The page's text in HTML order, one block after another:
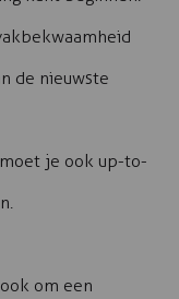
de nieuwste
je ook up-to-
om een